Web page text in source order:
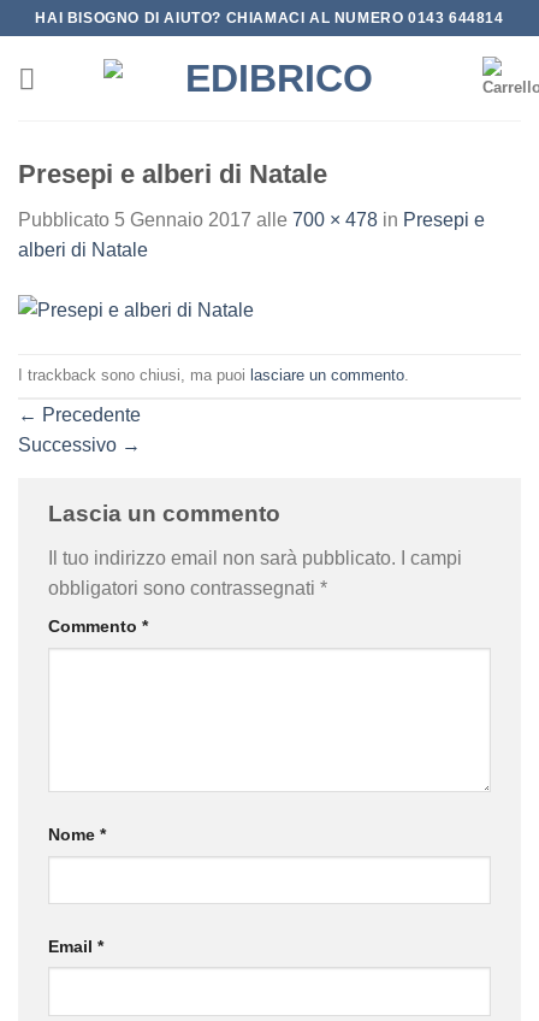
Salta
contenuti
HAI BISOGNO DI AIUTO? CHIAMACI AL NUMERO 0143 644814
Presepi e alberi di Natale
Pubblicato 5 Gennaio 2017 alle 700 × 478 in Presepi e
alberi di Natale
I trackback sono chiusi, ma puoi lasciare un commento
← Precedente
Successivo →
Lascia un commento
Il tuo indirizzo email non sarà pubblicato.
I campi
obbligatori sono contrassegnati *
Commento *
Nome *
Email *